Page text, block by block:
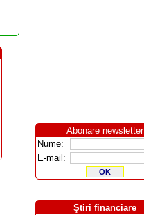
Abonare newsletter
Nume:
E-mail:
Ştiri financiare